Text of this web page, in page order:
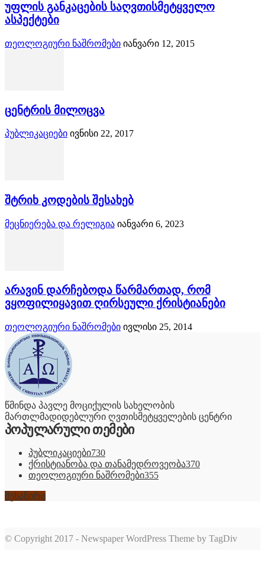
უფლის განკაცების საღვთისმეტყველო
ასპექტები
თეოლოგიური ნაშრომები იანვარი 12, 2015
ცენტრის მილოცვა
პუბლიკაციები ივნისი 22, 2017
შტრიხ კოდების შესახებ
მეცნიერება და რელიგია იანვარი 6, 2023
არავინ დარჩებოდა წარმართად, რომ
ვყოფილიყავით ღირსეული ქრისტიანები
თეოლოგიური ნაშრომები ივლისი 25, 2014
წმინდა პავლე მოციქულის სახელობის
მართლმადიდებლური ღვთისმეტყველების ცენტრი
პოპულარული თემები
პუბლიკაციები730
ქრისტიანობა და თანამედროვეობა370
თეოლოგიური ნაშრომები355
შესაწირი
© Copyright 2017 - Newspaper WordPress Theme by TagDiv